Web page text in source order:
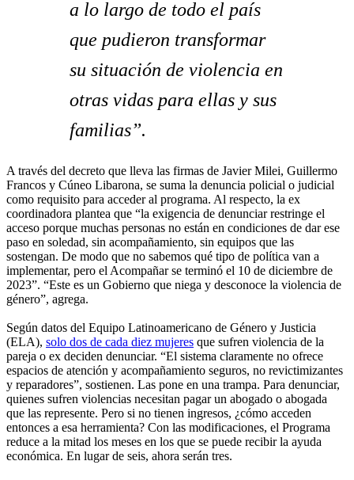
a lo largo de todo el país
que pudieron transformar
su situación de violencia en
otras vidas para ellas y sus
familias”.
A través del decreto que lleva las firmas de Javier Milei, Guillermo
Francos y Cúneo Libarona, se suma la denuncia policial o judicial
como requisito para acceder al programa. Al respecto, la ex
coordinadora plantea que “la exigencia de denunciar restringe el
acceso porque muchas personas no están en condiciones de dar ese
paso en soledad, sin acompañamiento, sin equipos que las
sostengan. De modo que no sabemos qué tipo de política van a
implementar, pero el Acompañar se terminó el 10 de diciembre de
2023”. “Este es un Gobierno que niega y desconoce la violencia de
género”, agrega.
Según datos del Equipo Latinoamericano de Género y Justicia
(ELA), solo dos de cada diez mujeres que sufren violencia de la
pareja o ex deciden denunciar. “El sistema claramente no ofrece
espacios de atención y acompañamiento seguros, no revictimizantes
y reparadores”, sostienen. Las pone en una trampa. Para denunciar,
quienes sufren violencias necesitan pagar un abogado o abogada
que las represente. Pero si no tienen ingresos, ¿cómo acceden
entonces a esa herramienta? Con las modificaciones, el Programa
reduce a la mitad los meses en los que se puede recibir la ayuda
económica. En lugar de seis, ahora serán tres.